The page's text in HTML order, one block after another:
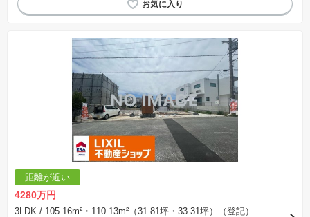
距離が近い
4280万円
3LDK / 105.16m²・110.13m²（31.81坪・33.31坪）（登記）